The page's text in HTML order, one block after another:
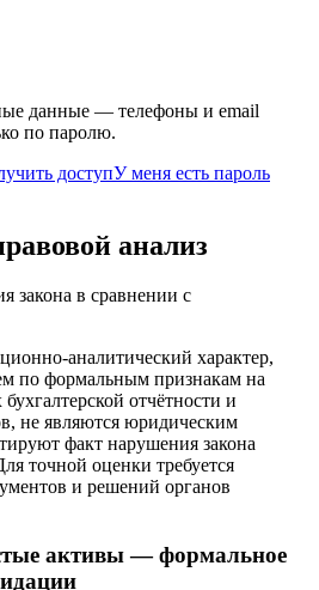
данные — телефоны и email
по паролю.
доступУ меня есть пароль
анализ
закона в сравнении с
аналитический характер,
по формальным признакам на
отчётности и
не являются юридическим
факт нарушения закона
точной оценки требуется
и решений органов
активы — формальное